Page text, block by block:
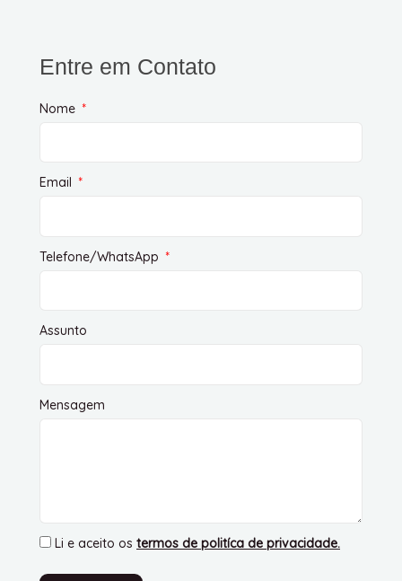
Entre em Contato
Nome
Email
Telefone/WhatsApp
Assunto
Mensagem
Li e aceito os termos de politíca de privacidade.